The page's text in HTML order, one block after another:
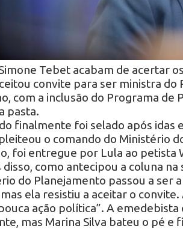
Tebet acabam de acertar
convite para ser ministra
com a inclusão do Programa de
pasta.
finalmente foi selado após idas
o comando do Ministério
foi entregue por Lula ao petista
disso, como antecipou a coluna
do Planejamento passou a ser
ela resistiu a aceitar o
ação política”. A
mas Marina Silva bateu o pé e